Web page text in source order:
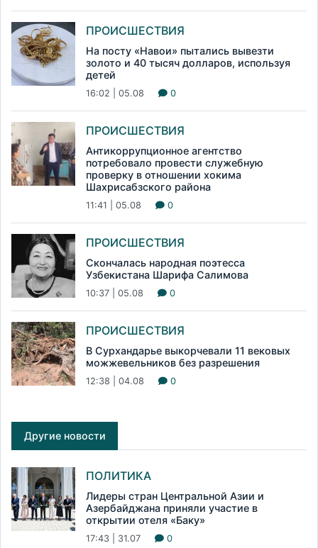
ПРОИСШЕСТВИЯ
На посту «Навои» пытались вывезти
золото и 40 тысяч долларов, используя
детей
16:02 | 05.08 0
ПРОИСШЕСТВИЯ
Антикоррупционное агентство
потребовало провести служебную
проверку в отношении хокима
Шахрисабзского района
11:41 | 05.08 0
ПРОИСШЕСТВИЯ
Скончалась народная поэтесса
Узбекистана Шарифа Салимова
10:37 | 05.08 0
ПРОИСШЕСТВИЯ
В Сурхандарье выкорчевали 11 вековых
можжевельников без разрешения
12:38 | 04.08 0
Другие новости
ПОЛИТИКА
Лидеры стран Центральной Азии и
Азербайджана приняли участие в
открытии отеля «Баку»
17:43 | 31.07 0